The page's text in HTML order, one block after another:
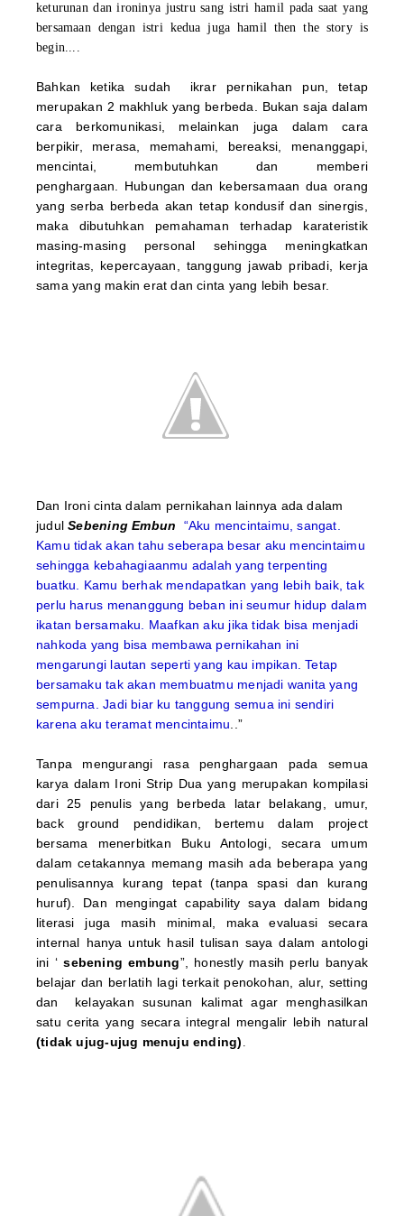
keturunan dan ironinya justru sang istri hamil pada saat yang
bersamaan dengan istri kedua juga hamil then the story is
begin....
Bahkan ketika sudah ikrar pernikahan pun, tetap
merupakan 2 makhluk yang berbeda. Bukan saja dalam
cara berkomunikasi, melainkan juga dalam cara
berpikir, merasa, memahami, bereaksi, menanggapi,
mencintai, membutuhkan dan memberi
penghargaan. Hubungan dan kebersamaan dua orang
yang serba berbeda akan tetap kondusif dan sinergis
maka dibutuhkan pemahaman terhadap karateristik
masing-masing personal sehingga meningkatkan
integritas, kepercayaan, tanggung jawab pribadi, kerja
sama yang makin erat dan cinta yang lebih besar.
Dan Ironi cinta dalam pernikahan lainnya ada dalam
judulSebening Embun
“Aku mencintaimu, sangat.
Kamu tidak akan tahu seberapa besar aku mencintaimu
sehingga kebahagiaanmu adalah yang terpenting
buatku. Kamu berhak mendapatkan yang lebih baik, tak
perlu harus menanggung beban ini seumur hidup dalam
ikatan bersamaku. Maafkan aku jika tidak bisa menjadi
nahkoda yang bisa membawa pernikahan ini
mengarungi lautan seperti yang kau impikan . Tetap
bersamaku tak akan membuatmu menjadi wanita yang
sempurna. Jadi biar ku tanggung semua ini sendiri
karena aku teramat mencintaimu ..”
Tanpa mengurangi rasa penghargaan pada semua
karya dalam Ironi Strip Dua yang merupakan kompilasi
dari 25 penulis yang berbeda latar belakang, umur,
back ground pendidikan, bertemu dalam project
bersama menerbitkan Buku Antologi, secara umum
dalam cetakannya memang masih ada beberapa yang
penulisannya kurang tepat (tanpa spasi dan kurang
huruf). Dan mengingat capability saya dalam bidang
literasi juga masih minimal, maka evaluasi secara
internal hanya untuk hasil tulisan saya dalam antologi
ini ‘sebening embung”, honestly masih perlu banyak
belajar dan berlatih lagi terkait penokohan, alur, setting
dan kelayakan susunan kalimat agar menghasilkan
satu cerita yang secara integral mengalir lebih natural
(tidak ujug-ujug menuju ending) .